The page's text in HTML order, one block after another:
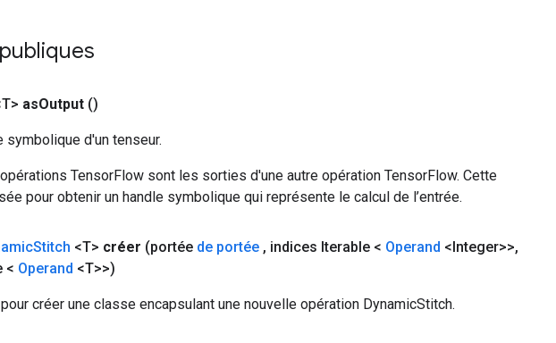
asOutput ()
symbolique d'un tenseur.
TensorFlow sont les sorties d'une autre opération TensorFlow. Cette
pour obtenir un handle symbolique qui représente le calcul de l’entrée.
Stitch <T> créer (portée de portée , indices Iterable < Operand <Integer>>,
< Operand <T>>)
créer une classe encapsulant une nouvelle opération DynamicStitch.